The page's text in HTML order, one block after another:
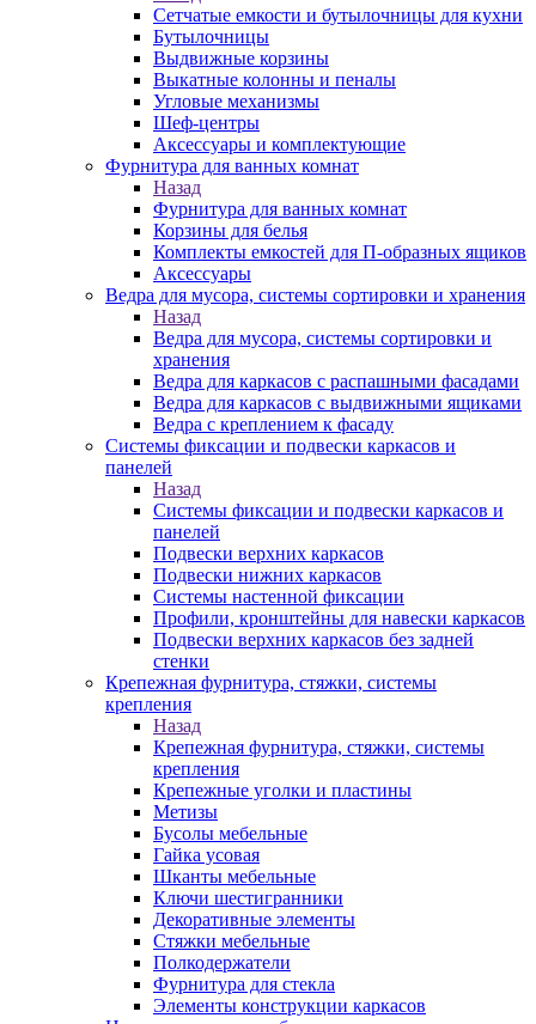
Сетчатые емкости и бутылочницы для кухни
Бутылочницы
Выдвижные корзины
Выкатные колонны и пеналы
Угловые механизмы
Шеф-центры
Аксессуары и комплектующие
Фурнитура для ванных комнат
Назад
Фурнитура для ванных комнат
Корзины для белья
Комплекты емкостей для П-образных ящиков
Аксессуары
Ведра для мусора, системы сортировки и хранения
Назад
Ведра для мусора, системы сортировки и
хранения
Ведра для каркасов с распашными фасадами
Ведра для каркасов с выдвижными ящиками
Ведра с креплением к фасаду
Системы фиксации и подвески каркасов и
панелей
Назад
Системы фиксации и подвески каркасов и
панелей
Подвески верхних каркасов
Подвески нижних каркасов
Системы настенной фиксации
Профили, кронштейны для навески каркасов
Подвески верхних каркасов без задней
стенки
Крепежная фурнитура, стяжки, системы
крепления
Назад
Крепежная фурнитура, стяжки, системы
крепления
Крепежные уголки и пластины
Метизы
Бусолы мебельные
Гайка усовая
Шканты мебельные
Ключи шестигранники
Декоративные элементы
Стяжки мебельные
Полкодержатели
Фурнитура для стекла
Элементы конструкции каркасов